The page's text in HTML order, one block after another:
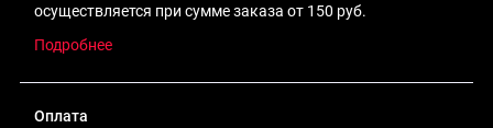
осуществляется при сумме заказа от 150 руб.
Подробнее
Оплата